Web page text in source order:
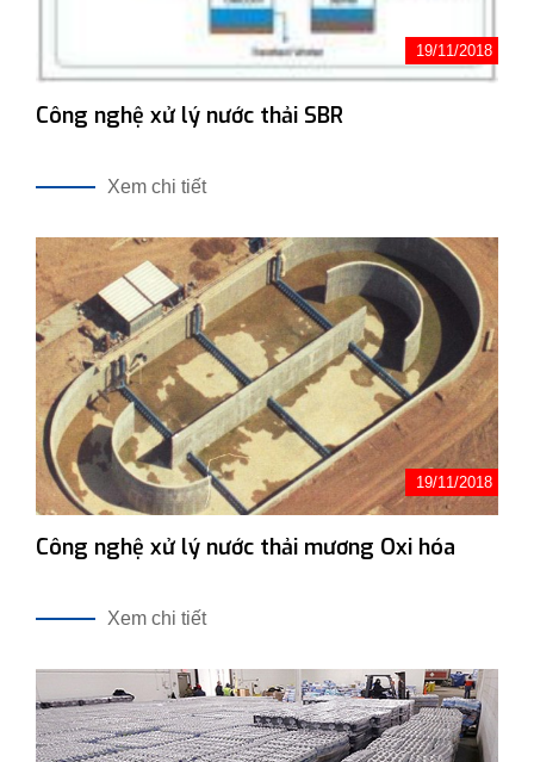
19/11/2018
Công nghệ xử lý nước thải SBR
Xem chi tiết
19/11/2018
Công nghệ xử lý nước thải mương Oxi hóa
Xem chi tiết